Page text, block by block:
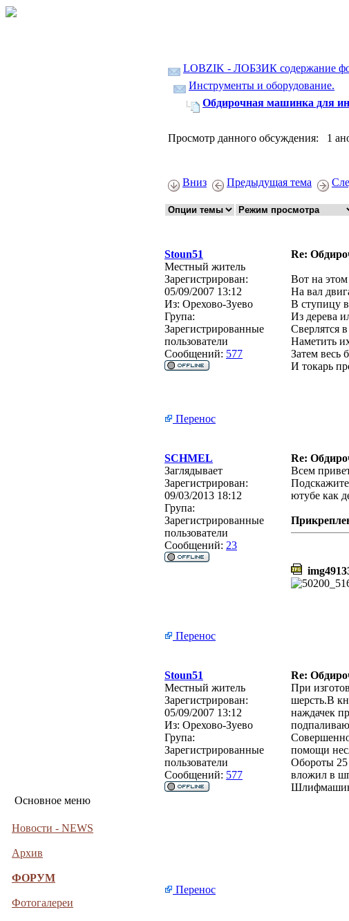
Основное меню
Новости - NEWS
Архив
ФОРУМ
Фотогалереи
LOBZIK - ЛОБЗИК содержание
Инструменты и оборудование.
Обдирочная машинка для
Просмотр данного обсуждения: 1
Вниз Предыдущая тема
Stoun51 Re:
Местный житель
Зарегистрирован:
05/09/2007 13:12
Из: Орехово-Зуево
Група:
Зарегистрированные
пользователи
Сообщений: 577
Вот на
На вал
В ступицу
Из дерева
Сверлятся
Наметить
Затем весь
И токарь
Перенос
SCHMEL Re:
Заглядывает
Зарегистрирован:
09/03/2013 18:12
Група:
Зарегистрированные
пользователи
Сообщений: 23
Всем
Подскажите
ютубе как
Перенос
Stoun51 Re:
Местный житель
Зарегистрирован:
05/09/2007 13:12
Из: Орехово-Зуево
Група:
Зарегистрированные
пользователи
Сообщений: 577
При
шерсть.В
наждачек
помощи
Обороты 25
вложил в
Перенос